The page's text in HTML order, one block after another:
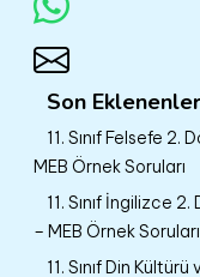
Son Eklenenler
11. Sınıf Felsefe 2.
MEB Örnek Soruları
11. Sınıf İngilizce
– MEB Örnek Soruları
11. Sınıf Din